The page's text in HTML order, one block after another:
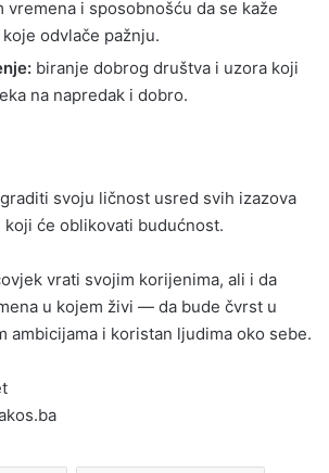
vremena i sposobnošću da se kaže
koje odvlače pažnju.
biranje dobrog društva i uzora koji
na napredak i dobro.
svoju ličnost usred svih izazova
će oblikovati budućnost.
vrati svojim korijenima, ali i da
u kojem živi — da bude čvrst u
ambicijama i koristan ljudima oko sebe.